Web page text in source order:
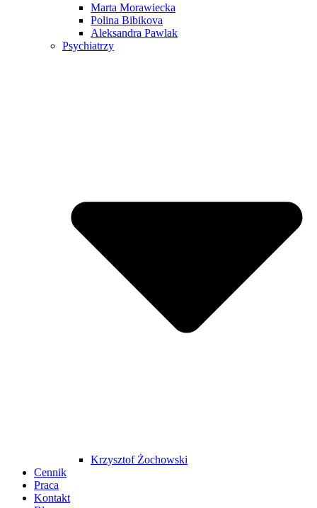
Marta Morawiecka
Polina Bibikova
Aleksandra Pawlak
Psychiatrzy
Krzysztof Żochowski
Cennik
Praca
Kontakt